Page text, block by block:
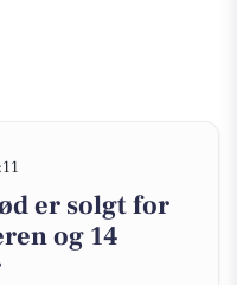
er solgt for
og 14